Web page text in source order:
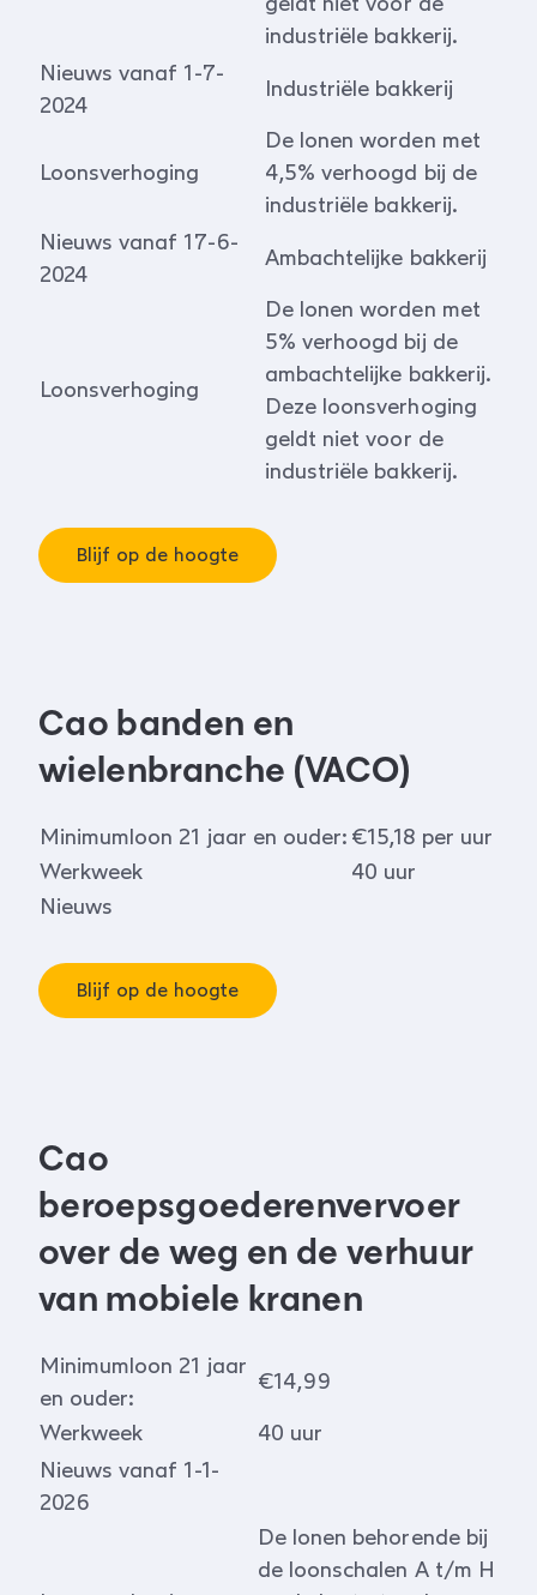
industriële bakkerij.
Nieuws vanaf 1-7-
2024
Industriële bakkerij
Loonsverhoging
De lonen worden met
4,5% verhoogd bij de
industriële bakkerij.
Nieuws vanaf 17-6-
2024
Ambachtelijke bakkerij
Loonsverhoging
De lonen worden met
5% verhoogd bij de
ambachtelijke bakkerij.
Deze loonsverhoging
geldt niet voor de
industriële bakkerij.
Blijf op de hoogte
Cao banden en
wielenbranche (VACO)
Minimumloon 21 jaar en ouder: €15,18 per uur
Werkweek
40 uur
Nieuws
Blijf op de hoogte
Cao
beroepsgoederenvervoer
over de weg en de verhuur
van mobiele kranen
Minimumloon 21 jaar
en ouder:
€14,99
Werkweek
40 uur
Nieuws vanaf 1-1-
2026
De lonen behorende bij
de loonschalen A t/m H